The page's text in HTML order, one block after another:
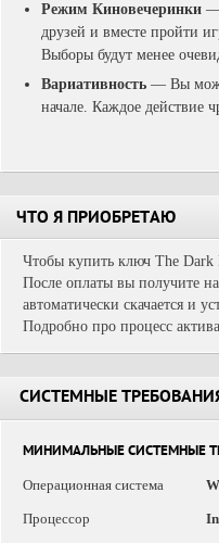
Режим Киновечеринки —
друзей и вместе пройти
Выборы будут менее
Вариативность — Вы
начале. Каждое действие
ЧТО Я ПРИОБРЕТАЮ
Чтобы купить ключ The Dark
После оплаты вы получите
автоматически скачается и
Подробно про процесс
СИСТЕМНЫЕ
МИНИМАЛЬНЫЕ СИСТЕМНЫЕ
Операционная система
Процессор